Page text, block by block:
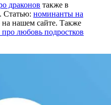
драконов также в
Статью: номинанты на
на нашем сайте. Также
любовь подростков